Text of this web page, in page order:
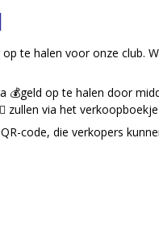
te halen voor onze club.
op te halen door
zullen via het
code, die verkopers